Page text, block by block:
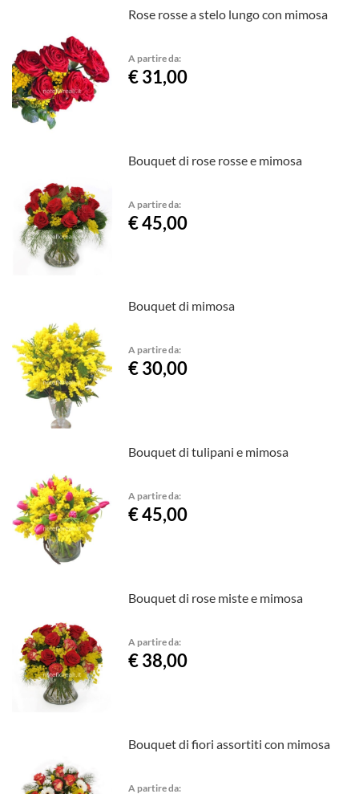
Rose rosse a stelo lungo con mimosa
A partire da:
€ 31,00
Bouquet di rose rosse e mimosa
A partire da:
€ 45,00
Bouquet di mimosa
A partire da:
€ 30,00
Bouquet di tulipani e mimosa
A partire da:
€ 45,00
Bouquet di rose miste e mimosa
A partire da:
€ 38,00
Bouquet di fiori assortiti con mimosa
A partire da: